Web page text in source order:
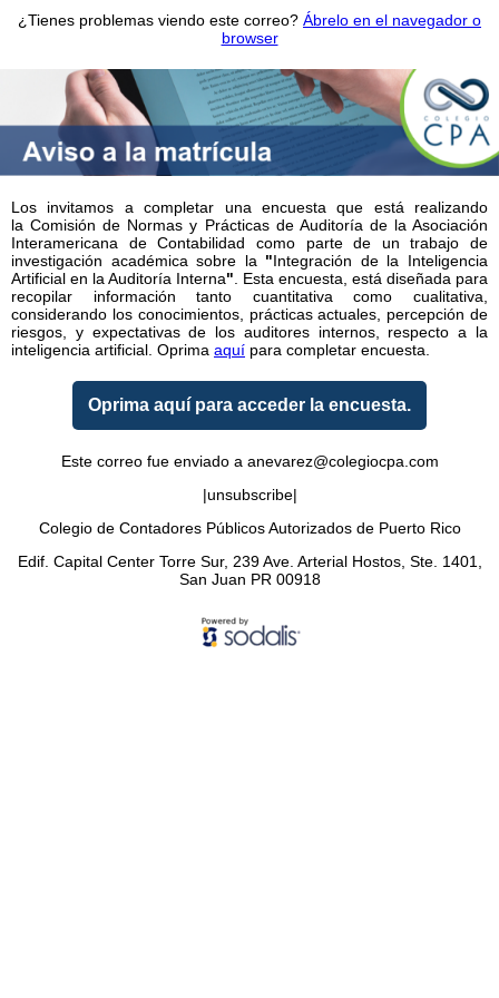
¿Tienes problemas viendo este correo? Ábrelo en el navegador o
browser
Los invitamos a completar una encuesta que está realizando
la Comisión de Normas y Prácticas de Auditoría de la Asociación
Interamericana de Contabilidad como parte de un trabajo de
investigación académica sobre la "Integración de la Inteligencia
Artificial en la Auditoría Interna" . Esta encuesta, está diseñada para
recopilar información tanto cuantitativa como cualitativa,
considerando los conocimientos, prácticas actuales, percepción de
riesgos, y expectativas de los auditores internos, respecto a la
inteligencia artificial. Oprima aquí para completar encuesta.
Oprima aquí para acceder la encuesta.
Este correo fue enviado a anevarez@colegiocpa.com
|unsubscribe|
Colegio de Contadores Públicos Autorizados de Puerto Rico
Edif. Capital Center Torre Sur, 239 Ave. Arterial Hostos, Ste. 1401,
San Juan PR 00918